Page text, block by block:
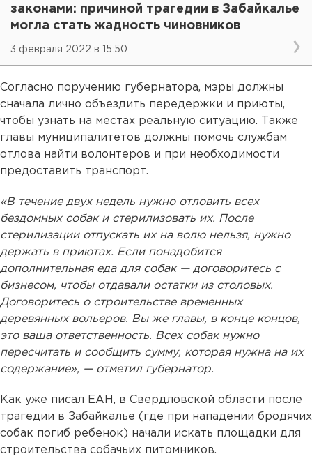
законами: причиной трагедии в Забайкалье
могла стать жадность чиновников
3 февраля 2022 в 15:50
Согласно поручению губернатора, мэры должны
сначала лично объездить передержки и приюты,
чтобы узнать на местах реальную ситуацию. Также
главы муниципалитетов должны помочь службам
отлова найти волонтеров и при необходимости
предоставить транспорт.
«В течение двух недель нужно отловить всех
бездомных собак и стерилизовать их. После
стерилизации отпускать их на волю нельзя, нужно
держать в приютах. Если понадобится
дополнительная еда для собак — договоритесь с
бизнесом, чтобы отдавали остатки из столовых.
Договоритесь о строительстве временных
деревянных вольеров. Вы же главы, в конце концов,
это ваша ответственность. Всех собак нужно
пересчитать и сообщить сумму, которая нужна на их
содержание», — отметил губернатор.
Как уже писал ЕАН, в Свердловской области после
трагедии в Забайкалье (где при нападении бродячих
собак погиб ребенок) начали искать площадки для
строительства собачьих питомников.